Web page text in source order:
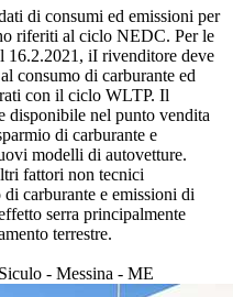
di consumi ed emissioni per
riferiti al ciclo NEDC. Per le
16.2.2021, iI rivenditore deve
consumo di carburante ed
con il ciclo WLTP. Il
disponibile nel punto vendita
di carburante e
modelli di autovetture.
fattori non tecnici
carburante e emissioni di
serra principalmente
terrestre.
- Messina - ME